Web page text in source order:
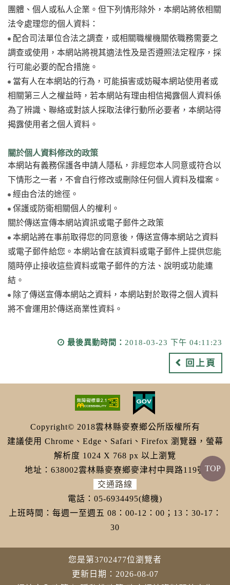
團體、個人或私人企業。但下列情形除外，本網站將依相關
法令處理您的個人資料：
配合司法單位合法之調查，或相關職權機關依職務需要之
調查或使用，本網站將視其適法性及是否遵照法定程序，採
行可能必要的配合措施。
當有人在本網站的行為，可能損害或妨礙本網站使用者或
相關第三人之權益時，若本網站有理由相信揭露個人資料係
為了辨識、聯絡或對該人採取法律行動所必要者，本網站得
揭露使用者之個人資料。
關於個人資料修改的政策
本網站有義務保護各申請人隱私，非經您本人同意或符合以
下情形之一者，不會自行修改或刪除任何個人資料及檔案。
經由合法的途徑。
保護或防衛相關個人的權利。
關於傳送宣傳本網站資訊或電子郵件之政策
本網站將在事前取得您的同意後，傳送宣傳本網站之資料
或電子郵件給您。本網站會在該資料或電子郵件上提供您能
隨時停止接收這些資料或電子郵件的方法、說明或功能連
結。
除了傳送宣傳本網站之資料，本網站對於取得之個人資料
將不會運用於傳送商業性資料。
最後異動時間： 2018-03-23 下午 04:11:23
回上頁
Copyright© 2018雲林縣麥寮鄉公所版權所有
建議使用 Chrome、Edge、Safari、Firefox 瀏覽器，螢幕
解析度 1024 X 768 px 以上瀏覽
地址：638002雲林縣麥寮鄉麥津村中興路119號
交通路線
電話：05-6934495(總機)
上班時間：每週一至週五 08：00-12：00；13：30-17：
30
您是第3702477位瀏覽者
更新日期：2026-08-07
TOP